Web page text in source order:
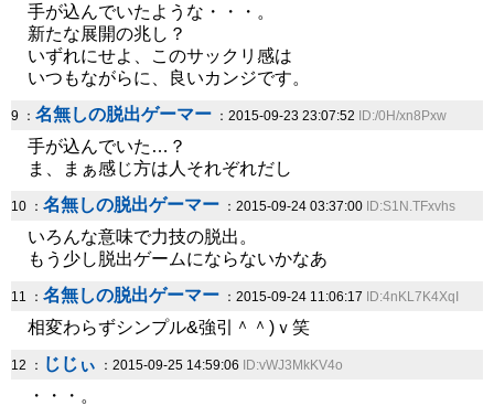
手が込んでいたような・・・。
新たな展開の兆し？
いずれにせよ、このサックリ感は
いつもながらに、良いカンジです。
9 ： 名無しの脱出ゲーマー ：2015-09-23 23:07:52 ID:/0H/xn8Pxw
手が込んでいた…？
ま、まぁ感じ方は人それぞれだし
10 ： 名無しの脱出ゲーマー ：2015-09-24 03:37:00 ID:S1N.TFxvhs
いろんな意味で力技の脱出。
もう少し脱出ゲームにならないかなあ
11 ： 名無しの脱出ゲーマー ：2015-09-24 11:06:17 ID:4nKL7K4XqI
相変わらずシンプル&強引＾＾)ｖ笑
12 ： じじぃ ：2015-09-25 14:59:06 ID:vWJ3MkKV4o
・・・。